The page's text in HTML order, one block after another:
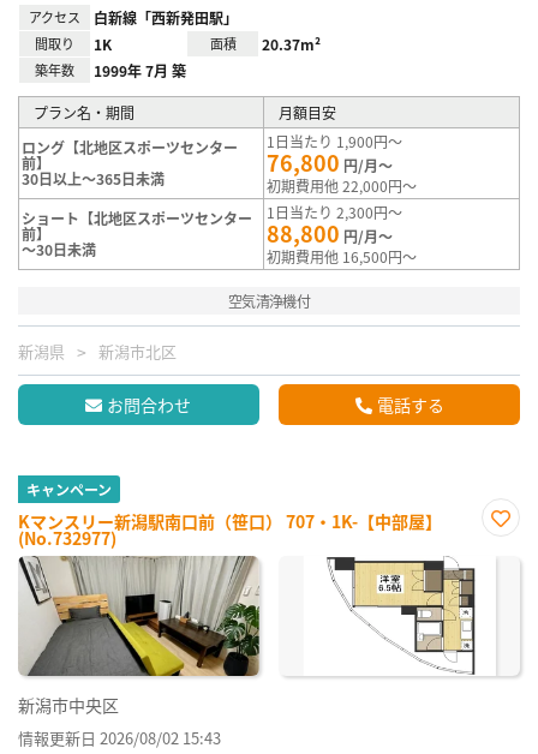
アクセス 白新線「西新発田駅」
間取り 1K 面積 20.37m²
築年数 1999年 7月 築
プラン名・期間
月額目安
ロング【北地区スポーツセンター
前】
30日以上～365日未満
1日当たり 1,900円～
76,800 円/月～
初期費用他 22,000円～
ショート【北地区スポーツセンター
前】
～30日未満
1日当たり 2,300円～
88,800 円/月～
初期費用他 16,500円～
空気清浄機付
新潟県 新潟市北区
お問合わせ 電話する
キャンペーン
Kマンスリー新潟駅南口前（笹口） 707・1K-【中部屋】
(No.732977)
に入
新潟市中央区
情報更新日 2026/08/02 15:43